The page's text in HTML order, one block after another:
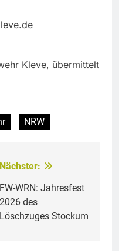
Kleve, übermittelt
NRW
Nächster:
FW-WRN: Jahresfest
2026 des
Löschzuges Stockum